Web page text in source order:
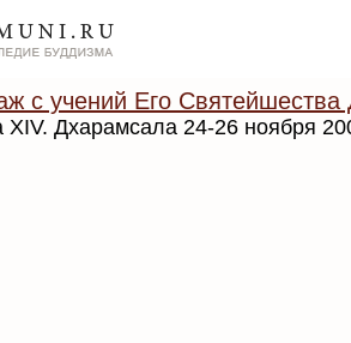
с учений Его
Дхарамсала 24-26 ноября